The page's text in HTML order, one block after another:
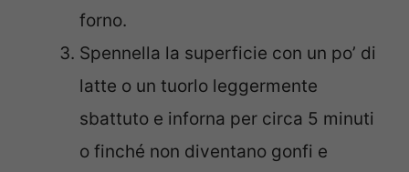
forno.
Spennella la superficie con un po’ di
latte o un tuorlo leggermente
sbattuto e inforna per circa 5 minuti
o finché non diventano gonfi e